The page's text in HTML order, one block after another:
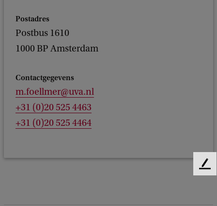
Postadres
Postbus 1610
1000 BP Amsterdam
Contactgegevens
m.foellmer@uva.nl
+31 (0)20 525 4463
+31 (0)20 525 4464
F